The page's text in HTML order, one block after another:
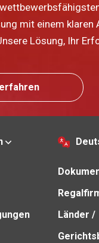
mit einem klaren
Lösung, Ihr
Länder /